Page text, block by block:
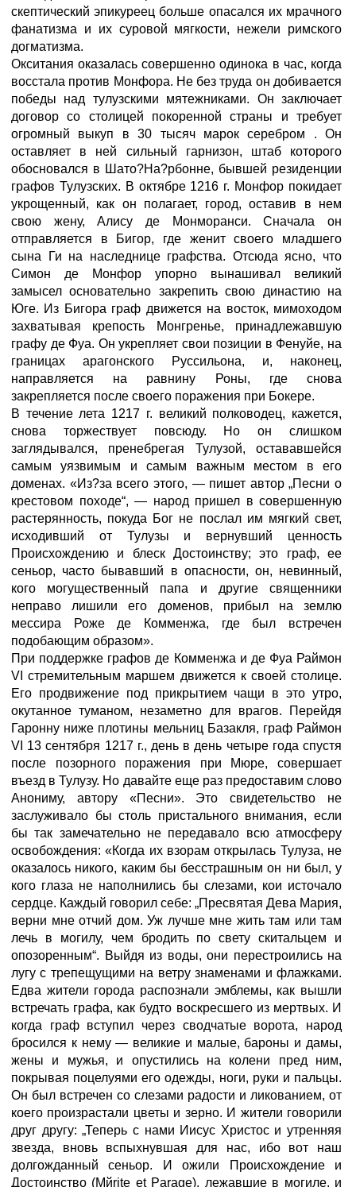
скептический эпикуреец больше опасался их мрачного
фанатизма и их суровой мягкости, нежели римского
догматизма.
Окситания оказалась совершенно одинока в час, когда
восстала против Монфора. Не без труда он добивается
победы над тулузскими мятежниками. Он заключает
договор со столицей покоренной страны и требует
огромный выкуп в 30 тысяч марок серебром . Он
оставляет в ней сильный гарнизон, штаб которого
обосновался в Шато?На?рбонне, бывшей резиденции
графов Тулузских. В октябре 1216 г. Монфор покидает
укрощенный, как он полагает, город, оставив в нем
свою жену, Алису де Монморанси. Сначала он
отправляется в Бигор, где женит своего младшего
сына Ги на наследнице графства. Отсюда ясно, что
Симон де Монфор упорно вынашивал великий
замысел основательно закрепить свою династию на
Юге. Из Бигора граф движется на восток, мимоходом
захватывая крепость Монгренье, принадлежавшую
графу де Фуа. Он укрепляет свои позиции в Фенуйе, на
границах арагонского Руссильона, и, наконец,
направляется на равнину Роны, где снова
закрепляется после своего поражения при Бокере.
В течение лета 1217 г. великий полководец, кажется,
снова торжествует повсюду. Но он слишком
заглядывался, пренебрегая Тулузой, остававшейся
самым уязвимым и самым важным местом в его
доменах. «Из?за всего этого, — пишет автор „Песни о
крестовом походе“, — народ пришел в совершенную
растерянность, покуда Бог не послал им мягкий свет,
исходивший от Тулузы и вернувший ценность
Происхождению и блеск Достоинству; это граф, ее
сеньор, часто бывавший в опасности, он, невинный,
кого могущественный папа и другие священники
неправо лишили его доменов, прибыл на землю
мессира Роже де Комменжа, где был встречен
подобающим образом».
При поддержке графов де Комменжа и де Фуа Раймон
VI стремительным маршем движется к своей столице.
Его продвижение под прикрытием чащи в это утро,
окутанное туманом, незаметно для врагов. Перейдя
Гаронну ниже плотины мельниц Базакля, граф Раймон
VI 13 сентября 1217 г., день в день четыре года спустя
после позорного поражения при Мюре, совершает
въезд в Тулузу. Но давайте еще раз предоставим слово
Анониму, автору «Песни». Это свидетельство не
заслуживало бы столь пристального внимания, если
бы так замечательно не передавало всю атмосферу
освобождения: «Когда их взорам открылась Тулуза, не
оказалось никого, каким бы бесстрашным он ни был, у
кого глаза не наполнились бы слезами, кои источало
сердце. Каждый говорил себе: „Пресвятая Дева Мария,
верни мне отчий дом. Уж лучше мне жить там или там
лечь в могилу, чем бродить по свету скитальцем и
опозоренным“. Выйдя из воды, они перестроились на
лугу с трепещущими на ветру знаменами и флажками.
Едва жители города распознали эмблемы, как вышли
встречать графа, как будто воскресшего из мертвых. И
когда граф вступил через сводчатые ворота, народ
бросился к нему — великие и малые, бароны и дамы,
жены и мужья, и опустились на колени пред ним,
покрывая поцелуями его одежды, ноги, руки и пальцы.
Он был встречен со слезами радости и ликованием, от
коего произрастали цветы и зерно. И жители говорили
друг другу: „Теперь с нами Иисус Христос и утренняя
звезда, вновь вспыхнувшая для нас, ибо вот наш
долгожданный сеньор. И ожили Происхождение и
Достоинство (Mйrite et Parage), лежавшие в могиле, и